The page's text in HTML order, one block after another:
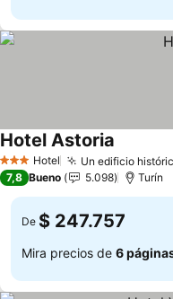
3 Estrellas
Hotel Un edificio
Hotel Astoria
7,8 Bueno 5.098 Turín
De $ 247.757
Mira precios de 6